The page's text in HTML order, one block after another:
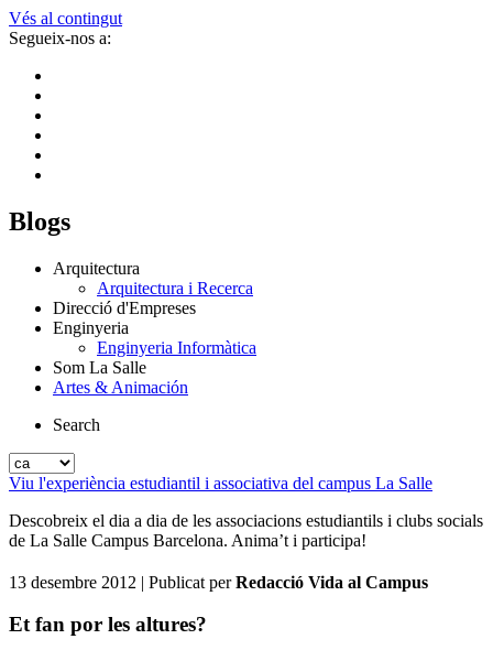
Vés al contingut
Segueix-nos a:
Blogs
Arquitectura
Arquitectura i Recerca
Direcció d'Empreses
Enginyeria
Enginyeria Informàtica
Som La Salle
Artes & Animación
Search
Viu l'experiència estudiantil i associativa del campus La Salle
Descobreix el dia a dia de les associacions estudiantils i clubs socials
de La Salle Campus Barcelona. Anima’t i participa!
13 desembre 2012 | Publicat perRedacció Vida al Campus
Et fan por les altures?